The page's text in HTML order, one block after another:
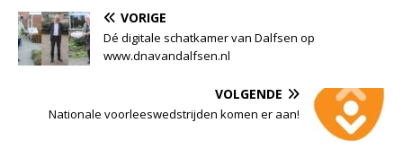
VORIGE
Dé digitale schatkamer van Dalfsen op
www.dnavandalfsen.nl
VOLGENDE
Nationale voorleeswedstrijden komen er aan!